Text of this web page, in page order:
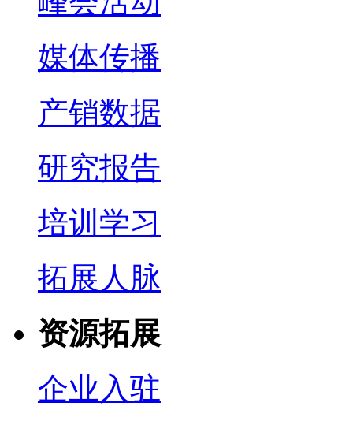
媒体传播
产销数据
研究报告
培训学习
拓展人脉
资源拓展
企业入驻